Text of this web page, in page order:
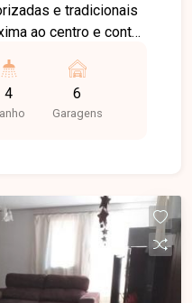
e tradicionais
ao centro e conta
oferecendo
qualidade de
elétrica, portão
sendo 2
amplo com 01 suite.
para quem busca
em uma
4 6
Garagens